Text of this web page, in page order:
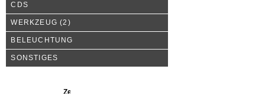
CDS
WERKZEUG (2)
BELEUCHTUNG
SONSTIGES